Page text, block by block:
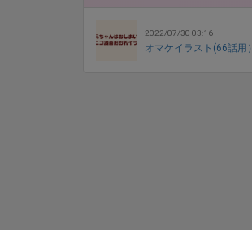
2022/07/30 03:16
オマケイラスト(66話用）